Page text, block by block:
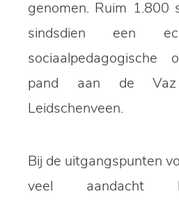
genomen. Ruim 1.800
sindsdien een
pand aan de
Leidschenveen.
Bij de uitgangspunten
veel aandacht